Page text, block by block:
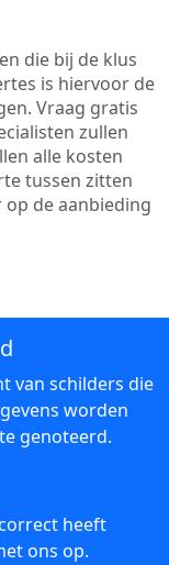
die bij de klus
is hiervoor de
Vraag gratis
zullen
alle kosten
tussen zitten
de aanbieding
van schilders die
worden
genoteerd.
heeft
ons op.